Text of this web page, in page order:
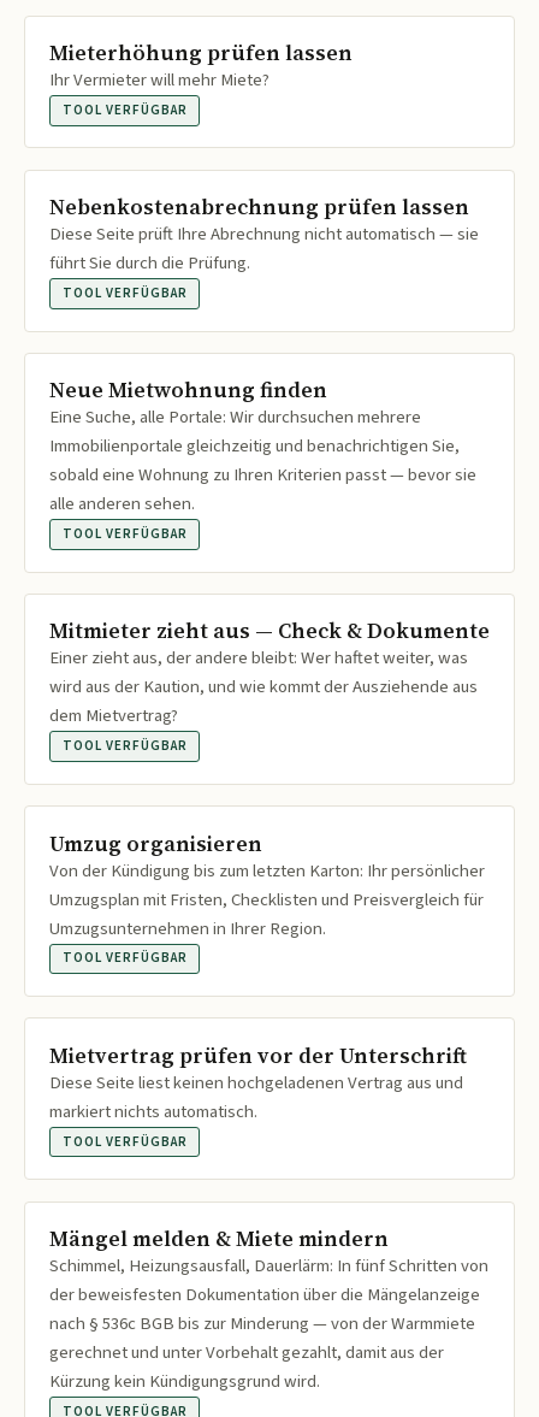
Mieterhöhung prüfen lassen
Ihr Vermieter will mehr Miete?
TOOL VERFÜGBAR
Nebenkostenabrechnung prüfen lassen
Diese Seite prüft Ihre Abrechnung nicht automatisch — sie
führt Sie durch die Prüfung.
TOOL VERFÜGBAR
Neue Mietwohnung finden
Eine Suche, alle Portale: Wir durchsuchen mehrere
Immobilienportale gleichzeitig und benachrichtigen Sie,
sobald eine Wohnung zu Ihren Kriterien passt — bevor sie
alle anderen sehen.
TOOL VERFÜGBAR
Mitmieter zieht aus — Check & Dokumente
Einer zieht aus, der andere bleibt: Wer haftet weiter, was
wird aus der Kaution, und wie kommt der Ausziehende aus
dem Mietvertrag?
TOOL VERFÜGBAR
Umzug organisieren
Von der Kündigung bis zum letzten Karton: Ihr persönlicher
Umzugsplan mit Fristen, Checklisten und Preisvergleich für
Umzugsunternehmen in Ihrer Region.
TOOL VERFÜGBAR
Mietvertrag prüfen vor der Unterschrift
Diese Seite liest keinen hochgeladenen Vertrag aus und
markiert nichts automatisch.
TOOL VERFÜGBAR
Mängel melden & Miete mindern
Schimmel, Heizungsausfall, Dauerlärm: In fünf Schritten von
der beweisfesten Dokumentation über die Mängelanzeige
nach § 536c BGB bis zur Minderung — von der Warmmiete
gerechnet und unter Vorbehalt gezahlt, damit aus der
Kürzung kein Kündigungsgrund wird.
TOOL VERFÜGBAR